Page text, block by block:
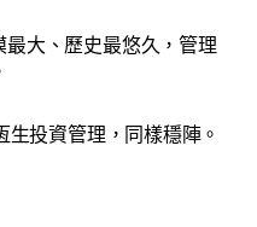
最大、歷史最悠久，管理
生投資管理，同樣穩陣。